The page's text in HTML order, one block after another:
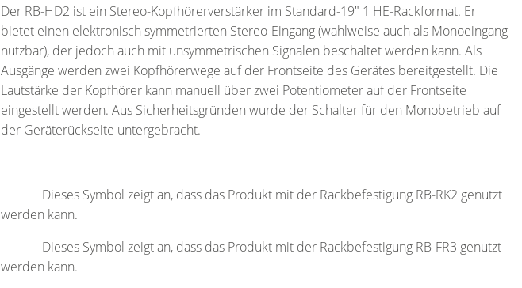
Der RB-HD2 ist ein Stereo-Kopfhörerverstärker im Standard-19″ 1 HE-Rackformat. Er
bietet einen elektronisch symmetrierten Stereo-Eingang (wahlweise auch als Monoeingang
nutzbar), der jedoch auch mit unsymmetrischen Signalen beschaltet werden kann. Als
Ausgänge werden zwei Kopfhörerwege auf der Frontseite des Gerätes bereitgestellt. Die
Lautstärke der Kopfhörer kann manuell über zwei Potentiometer auf der Frontseite
eingestellt werden. Aus Sicherheitsgründen wurde der Schalter für den Monobetrieb auf
der Geräterückseite untergebracht.
Dieses Symbol zeigt an, dass das Produkt mit der Rackbefestigung RB-RK2 genutzt
werden kann.
Dieses Symbol zeigt an, dass das Produkt mit der Rackbefestigung RB-FR3 genutzt
werden kann.